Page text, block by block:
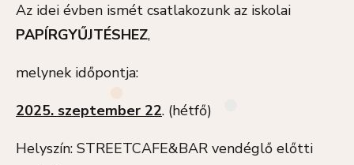
Az idei évben ismét csatlakozunk az iskolai
PAPÍRGYŰJTÉSHEZ,
melynek időpontja:
2025. szeptember 22. (hétfő)
Helyszín: STREETCAFE&BAR vendéglő előtti